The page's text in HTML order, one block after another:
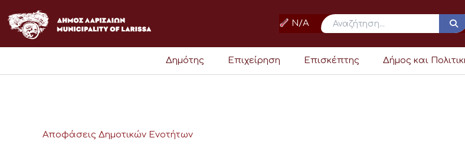
στο
περιεχόμενο
N/A
Δημότης Επιχείρηση Επισκέπτης Δήμος και
Αποφάσεις Δημοτικών Ενοτήτων